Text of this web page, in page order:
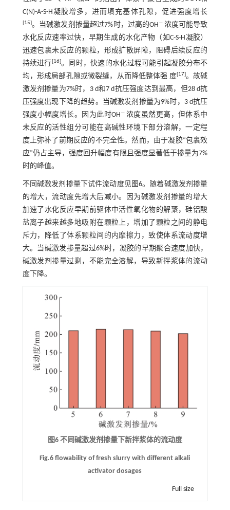
C(N)-A-S-H凝胶增多，进而填充基体孔隙，促进强度增长
[15]。当碱激发剂掺量超过7%时，过高的OH− 浓度可能导致
水化反应速率过快，早期生成的水化产物（如C-S-H凝胶）
迅速包裹未反应的颗粒，形成扩散屏障，阻碍后续反应的
持续进行[16]。同时，快速的水化过程可能引起凝胶分布不
均，形成局部孔隙或微裂缝，从而降低整体强 度[17]。故碱
激发剂掺量为7%时，3 d和7 d抗压强度达到最高，但28 d抗
压强度出现下降的趋势。当碱激发剂掺量为9%时，3 d抗压
强度小幅度增长。因为此时OH− 浓度虽然更高，但体系中
未反应的活性组分可能在高碱性环境下部分溶解，一定程
度上弥补了前期反应的不完全性。然而，由于凝胶“包裹效
应”仍占主导，强度回升幅度有限且强度显著低于掺量为7%
时的峰值。
不同碱激发剂掺量下试件流动度见图6。随着碱激发剂掺量
的增大，流动度先增大后减小。因为碱激发剂掺量的增大
加速了水化反应早期前驱体中活性氧化物的解聚，硅铝酸
盐离子越来越多地吸附在颗粒上，增加了颗粒之间的静电
斥力，降低了体系颗粒间的内摩擦力，致使体系流动度增
大。当碱激发掺量超过6%时，凝胶的早期聚合速度加快，
碱激发剂掺量过剩，不能完全溶解，导致新拌浆体的流动
度下降。
图6 不同碱激发剂掺量下新拌浆体的流动度
Fig.6 flowability of fresh slurry with different alkali
activator dosages
Full size